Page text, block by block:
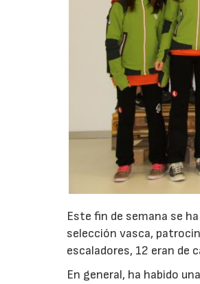
Este fin de semana se
selección vasca,
escaladores, 12 eran de
En general, ha habido